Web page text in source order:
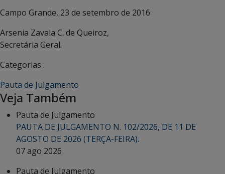
Campo Grande, 23 de setembro de 2016
Arsenia Zavala C. de Queiroz,
Secretária Geral.
Categorias :
Pauta de Julgamento
Veja Também
Pauta de Julgamento
PAUTA DE JULGAMENTO N. 102/2026, DE 11 DE
AGOSTO DE 2026 (TERÇA-FEIRA).
07 ago 2026
Pauta de Julgamento